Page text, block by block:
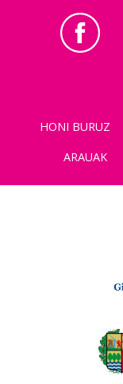
HONI BURUZ
ARAUAK